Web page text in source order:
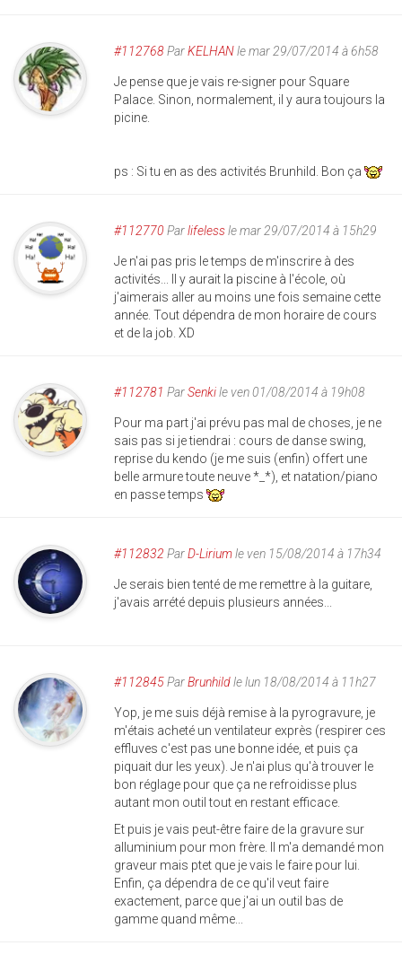
#112768ParKELHANle mar 29/07/2014 à 6h58
Je pense que je vais re-signer pour Square
Palace. Sinon, normalement, il y aura toujours la
picine.
ps : Si tu en as des activités Brunhild. Bon ça
#112770 Parlifelessle mar 29/07/2014 à 15h29
Je n'ai pas pris le temps de m'inscrire à des
activités... Il y aurait la piscine à l'école, où
j'aimerais aller au moins une fois semaine cette
année. Tout dépendra de mon horaire de cours
et de la job. XD
#112781 ParSenkile ven 01/08/2014 à 19h08
Pour ma part j'ai prévu pas mal de choses, je ne
sais pas si je tiendrai : cours de danse swing,
reprise du kendo (je me suis (enfin) offert une
belle armure toute neuve *_*), et natation/piano
en passe temps
#112832 ParD-Liriumle ven 15/08/2014 à 17h34
Je serais bien tenté de me remettre à la guitare,
j'avais arrété depuis plusieurs années...
#112845ParBrunhildle lun 18/08/2014 à 11h27
Yop, je me suis déjà remise à la pyrogravure, je
m'étais acheté un ventilateur exprès (respirer ces
effluves c'est pas une bonne idée, et puis ça
piquait dur les yeux). Je n'ai plus qu'à trouver le
bon réglage pour que ça ne refroidisse plus
autant mon outil tout en restant efficace.
Et puis je vais peut-être faire de la gravure sur
alluminium pour mon frère. Il m'a demandé mon
graveur mais ptet que je vais le faire pour lui.
Enfin, ça dépendra de ce qu'il veut faire
exactement, parce que j'ai un outil bas de
gamme quand même...